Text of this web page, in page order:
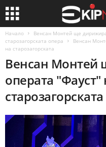
Начало
Венсан Монтей ще
старозагорската опера
Венсан
на старозагорската
Венсан Монтей
операта "Фауст"
старозагорската